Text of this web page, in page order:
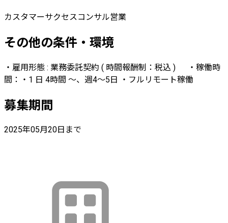
カスタマーサクセス コンサル営業
その他の条件・環境
・雇用形態 : 業務委託契約 ( 時間報酬制：税込 ) ・稼働時
間：・1 日 4時間 〜、週4〜5日 ・フルリモート稼働
募集期間
2025年05月20日まで